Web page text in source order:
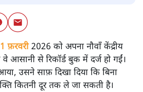
फ़रवरी2026 को अपना नौवाँ केंद्रीय
आसानी से रिकॉर्ड बुक में दर्ज हो गईं।
उसने साफ़ दिखा दिया कि बिना
कितनी दूर तक ले जा सकती है।